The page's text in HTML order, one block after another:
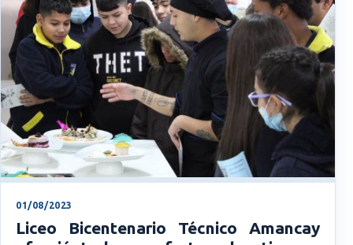
01/08/2023
Liceo Bicentenario Técnico Amancay